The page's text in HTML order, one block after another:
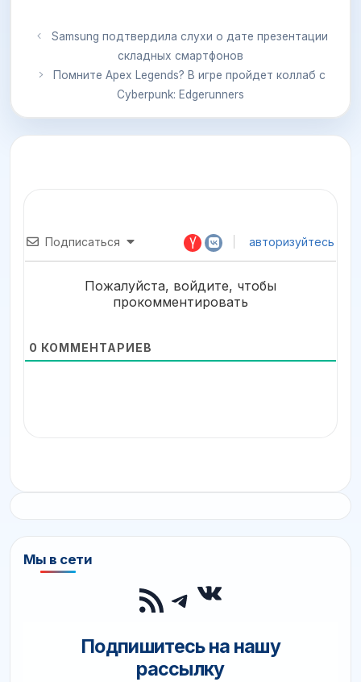
Samsung подтвердила слухи о дате презентации
складных смартфонов
Помните Apex Legends? В игре пройдет коллаб с
Cyberpunk: Edgerunners
Подписаться авторизуйтесь
Пожалуйста, войдите, чтобы
прокомментировать
0 КОММЕНТАРИЕВ
Мы в сети
RSS-лента
Telegram
ВКонтакте
Подпишитесь на нашу
рассылку